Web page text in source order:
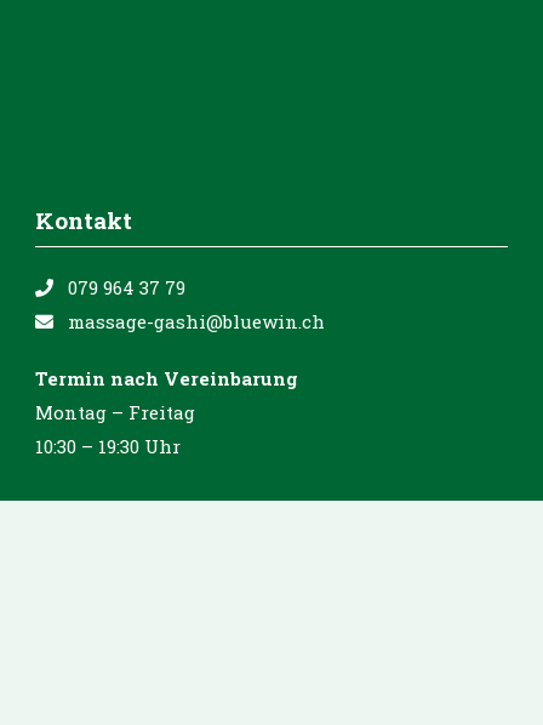
Kontakt
079 964 37 79
massage-gashi@bluewin.ch
Termin nach Vereinbarung
Montag – Freitag
10:30 – 19:30 Uhr